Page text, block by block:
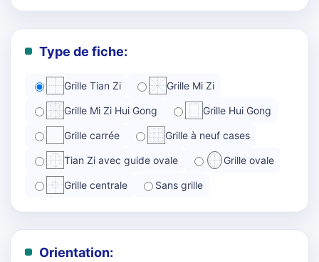
Type de fiche:
Grille Tian Zi Grille Mi Zi
Grille Mi Zi Hui Gong Grille Hui Gong
Grille carrée Grille à neuf cases
Tian Zi avec guide ovale Grille ovale
Grille centrale Sans grille
Orientation: